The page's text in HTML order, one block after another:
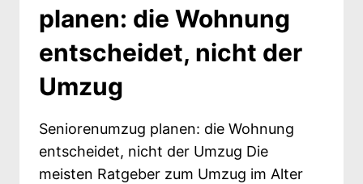
planen: die Wohnung
entscheidet, nicht der
Umzug
Seniorenumzug planen: die Wohnung
entscheidet, nicht der Umzug Die
meisten Ratgeber zum Umzug im Alter